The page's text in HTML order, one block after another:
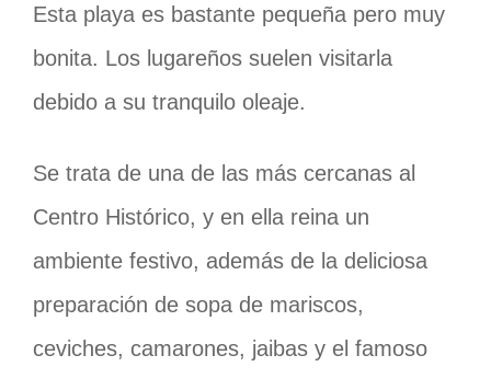
Esta playa es bastante pequeña pero muy
bonita. Los lugareños suelen visitarla
debido a su tranquilo oleaje.
Se trata de una de las más cercanas al
Centro Histórico, y en ella reina un
ambiente festivo, además de la deliciosa
preparación de sopa de mariscos,
ceviches, camarones, jaibas y el famoso